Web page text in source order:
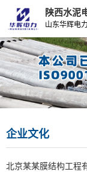
陕西水泥
山东华辉电
企业文化
北京某某膜结构工程